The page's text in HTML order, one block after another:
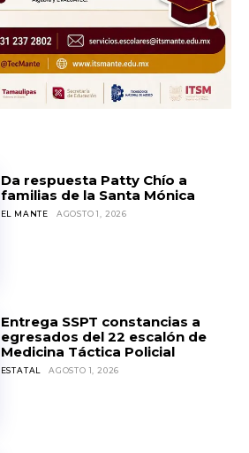
Da respuesta Patty Chío a
familias de la Santa Mónica
EL MANTE AGOSTO 1, 2026
Entrega SSPT constancias a
egresados del 22 escalón de
Medicina Táctica Policial
ESTATAL AGOSTO 1, 2026